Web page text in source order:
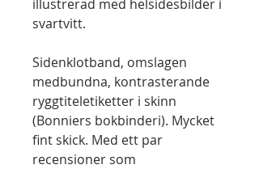
illustrerad med helsidesbilder i
svartvitt.
Sidenklotband, omslagen
medbundna, kontrasterande
ryggtiteletiketter i skinn
(Bonniers bokbinderi). Mycket
fint skick. Med ett par
recensioner som